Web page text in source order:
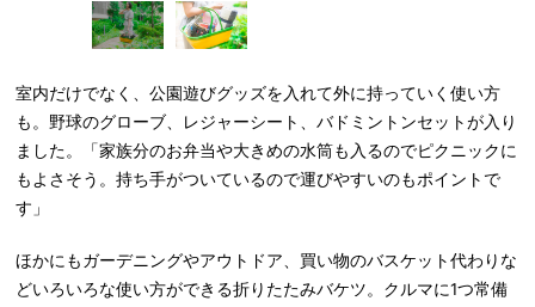
室内だけでなく、公園遊びグッズを入れて外に持っていく使い方
も。野球のグローブ、レジャーシート、バドミントンセットが入り
ました。「家族分のお弁当や大きめの水筒も入るのでピクニックに
もよさそう。持ち手がついているので運びやすいのもポイントで
す」
ほかにもガーデニングやアウトドア、買い物のバスケット代わりな
どいろいろな使い方ができる折りたたみバケツ。クルマに1つ常備